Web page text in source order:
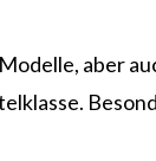
aber